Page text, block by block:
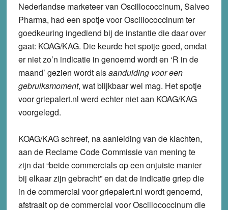
Nederlandse marketeer van Oscillococcinum, Salveo
Pharma, had een spotje voor Oscillococcinum ter
goedkeuring ingediend bij de instantie die daar over
gaat: KOAG/KAG. Die keurde het spotje goed, omdat
er niet zo’n indicatie in genoemd wordt en ‘R in de
maand’ gezien wordt alsaanduiding voor een
gebruiksmoment, wat blijkbaar wel mag. Het spotje
voor griepalert.nl werd echter niet aan KOAG/KAG
voorgelegd.
KOAG/KAG schreef, na aanleiding van de klachten,
aan de Reclame Code Commissie van mening te
zijn dat “beide commercials op een onjuiste manier
bij elkaar zijn gebracht” en dat de indicatie griep die
in de commercial voor griepalert.nl wordt genoemd,
afstraalt op de commercial voor Oscillococcinum die